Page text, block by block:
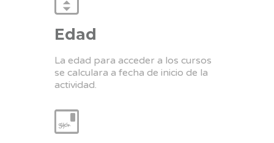
Edad
La edad para acceder a los cursos
se calculara a fecha de inicio de la
actividad.